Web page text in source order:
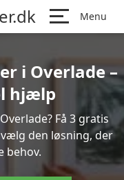
Menu
i Overlade –
hjælp
Få 3 gratis
den løsning, der
behov.